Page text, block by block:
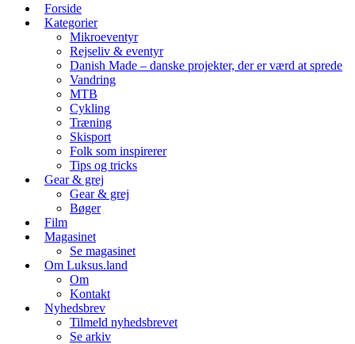
Forside
Kategorier
Mikroeventyr
Rejseliv & eventyr
Danish Made – danske projekter, der er værd at sprede
Vandring
MTB
Cykling
Træning
Skisport
Folk som inspirerer
Tips og tricks
Gear & grej
Gear & grej
Bøger
Film
Magasinet
Se magasinet
Om Luksus.land
Om
Kontakt
Nyhedsbrev
Tilmeld nyhedsbrevet
Se arkiv